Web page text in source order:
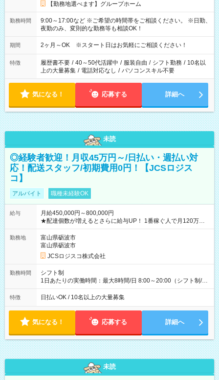
【勤務地選べます】グループホーム
勤務時間
9:00～17:00など ※ご希望の時間帯をご相談ください。 ※日勤、
夜勤のみ、変則的な勤務等も相談OK！
期間 2ヶ月～OK ※スタート日はお気軽にご相談ください！
特徴 履歴書不要 / 40～50代活躍中 / 服装自由 / シフト勤務 / 10名以
上の大量募集 / 電話対応なし / パソコンスキル不要
気になる！ 応募する 詳細へ
未読
◎経験者歓迎！月収45万円～/日払い・週払い対
応！配送スタッフ/初期費用0円！【JCSロジス
コ】
アルバイト 職種未経験OK
給与
月給450,000円～800,000円
★配達個数が増えるとさらに給与UP！ 1番稼ぐ人で月120万ほ
ど！ ・主要都市エリア 月収55万円／週5日稼働 月収65万~112
万円／週6日稼働 ・地方郊外エリア 月収40万円／週5日稼働 月
収40万円~50万円／週6日稼働 ＜モデルイメージ＞ ■月収50万
円 (27歳男性/江東区在住)※元建築関係 1日150個配達×25日勤務
(日休み) ■月収80万円(43歳男性/墨田区在住)※元営業 1日200個
勤務地
富山県砺波市
富山県砺波市
JCSロジスコ株式会社
勤務時間
シフト制
1日あたりの実働時間：最大8時間/日 8:00～20:00（シフト制/実
働8時間） ※週5日勤務（場所次第では週4も有り） ※配達状況
によって時間外での勤務可能性有り ※案件により多少の前後あ
特徴 日払いOK / 10名以上の大量募集
気になる！ 応募する 詳細へ
未読